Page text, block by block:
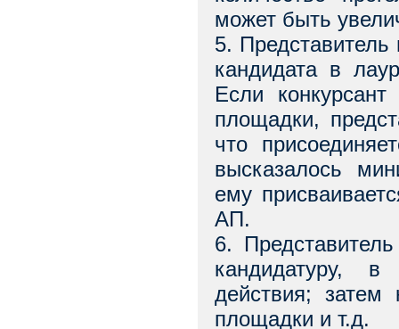
может быть
5.
кандидата в
Если
площадки,
что
высказалось
ему
АП.
6.
кандидатуру,
действия; затем
площадки и т.д.